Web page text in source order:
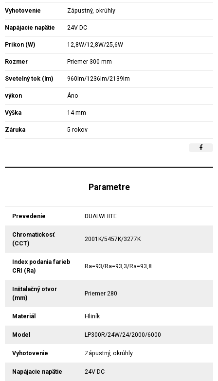
Vyhotovenie Zápustný, okrúhly
Napájacie napätie 24V DC
Príkon (W) 12,8W/12,8W/25,6W
Rozmer Priemer 300 mm
Svetelný tok (lm) 960lm/1236lm/2139lm
výkon Áno
Výška 14 mm
Záruka 5 rokov
Parametre
Prevedenie DUALWHITE
Chromatickosť
(CCT)
2001K/5457K/3277K
Index podania farieb
CRI (Ra)
Ra=93/Ra=93,3/Ra=93,8
Inštalačný otvor
(mm)
Priemer 280
Materiál Hliník
Model LP300R/24W/24/2000/6000
Vyhotovenie Zápustný, okrúhly
Napájacie napätie 24V DC